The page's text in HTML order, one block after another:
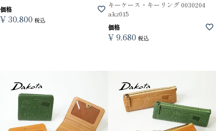
価格
¥ 30,800 税込
キーケース・キーリング 0030204
akz015
価格
¥ 9,680 税込